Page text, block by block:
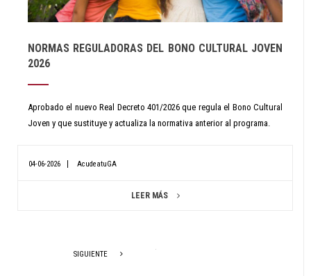
NORMAS REGULADORAS DEL BONO CULTURAL JOVEN
2026
Aprobado el nuevo Real Decreto 401/2026 que regula el Bono Cultural
Joven y que sustituye y actualiza la normativa anterior al programa.
04-06-2026 AcudeatuGA
LEER MÁS
SIGUIENTE